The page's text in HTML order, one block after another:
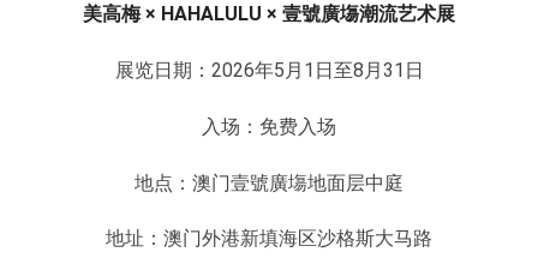
美高梅 × HAHALULU × 壹號廣塲潮流艺术展
展览日期：2026年5月1日至8月31日
入场：免费入场
地点：澳门壹號廣塲地面层中庭
地址：澳门外港新填海区沙格斯大马路